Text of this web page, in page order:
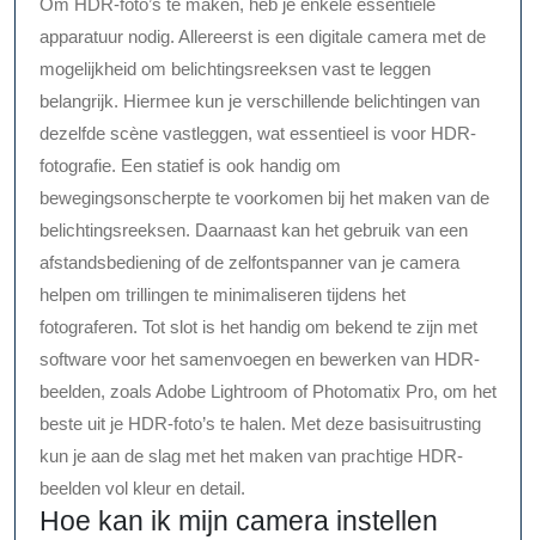
Om HDR-foto’s te maken, heb je enkele essentiële
apparatuur nodig. Allereerst is een digitale camera met de
mogelijkheid om belichtingsreeksen vast te leggen
belangrijk. Hiermee kun je verschillende belichtingen van
dezelfde scène vastleggen, wat essentieel is voor HDR-
fotografie. Een statief is ook handig om
bewegingsonscherpte te voorkomen bij het maken van de
belichtingsreeksen. Daarnaast kan het gebruik van een
afstandsbediening of de zelfontspanner van je camera
helpen om trillingen te minimaliseren tijdens het
fotograferen. Tot slot is het handig om bekend te zijn met
software voor het samenvoegen en bewerken van HDR-
beelden, zoals Adobe Lightroom of Photomatix Pro, om het
beste uit je HDR-foto’s te halen. Met deze basisuitrusting
kun je aan de slag met het maken van prachtige HDR-
beelden vol kleur en detail.
Hoe kan ik mijn camera instellen